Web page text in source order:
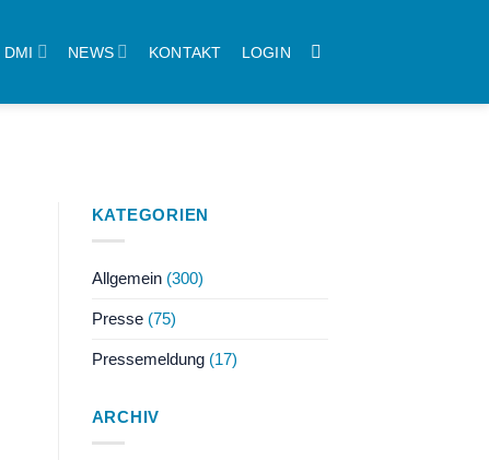
DMI NEWS KONTAKT LOGIN
KATEGORIEN
Allgemein(300)
Presse(75)
Pressemeldung(17)
ARCHIV